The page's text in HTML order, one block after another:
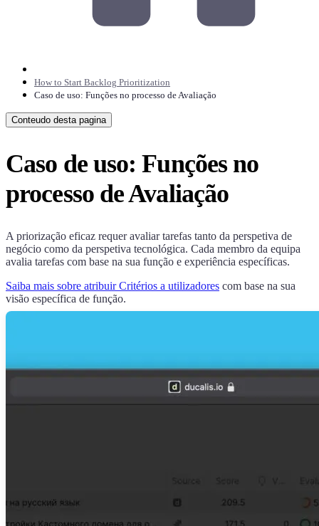
How to Start Backlog Prioritization
Caso de uso: Funções no processo de Avaliação
Conteudo desta pagina
Caso de uso: Funções no
processo de Avaliação
A priorização eficaz requer avaliar tarefas tanto da perspetiva de
negócio como da perspetiva tecnológica. Cada membro da equipa
avalia tarefas com base na sua função e experiência específicas.
Saiba mais sobre atribuir Critérios a utilizadores com base na sua
visão específica de função.